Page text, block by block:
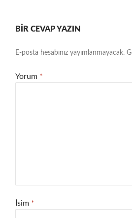
BIR CEVAP YAZIN
E-posta hesabınız yayımlanmayacak.
Yorum *
İsim *